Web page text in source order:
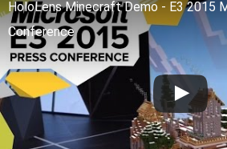
HoloLens Minecraft Demo - E3 2015
Conference